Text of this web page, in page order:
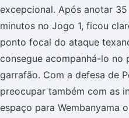
excepcional. Após anotar
minutos no Jogo 1, ficou
ponto focal do ataque
consegue acompanhá-lo
garrafão. Com a defesa de
preocupar também com as
espaço para Wembanyama